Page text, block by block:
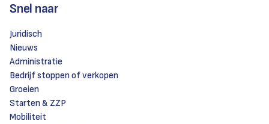
Snel naar
Juridisch
Nieuws
Administratie
Bedrijf stoppen of verkopen
Groeien
Starten & ZZP
Mobiliteit